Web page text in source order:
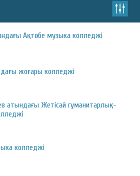
Ақтөбе музыка колледжі
жоғары колледжі
атындағы Жетісай гуманитарлық-
колледжі